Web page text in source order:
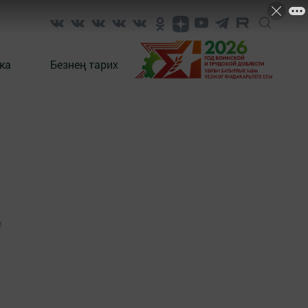
Безнең тарих